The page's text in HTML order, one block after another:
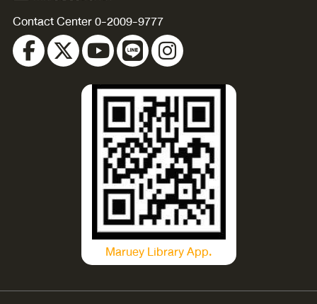
Contact Center 0-2009-9777
Maruey Library App.